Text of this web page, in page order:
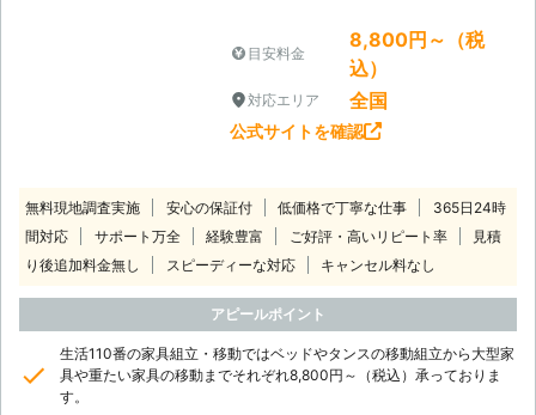
目安料金
8,800円～（税
込）
対応エリア 全国
公式サイトを確認
無料現地調査実施 安心の保証付 低価格で丁寧な仕事
365日24時
間対応
サポート万全 経験豊富 ご好評・高いリピート率
見積
り後追加料金無し
スピーディーな対応 キャンセル料なし
アピールポイント
生活110番の家具組立・移動ではベッドやタンスの移動組立から大型家
具や重たい家具の移動までそれぞれ8,800円～（税込）承っておりま
す。